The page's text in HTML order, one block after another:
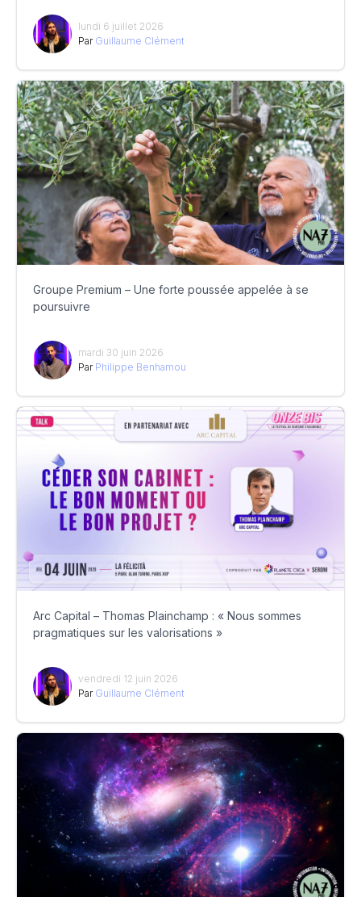
lundi 6 juillet 2026
Par Guillaume Clément
Groupe Premium – Une forte poussée appelée à se
poursuivre
mardi 30 juin 2026
Par Philippe Benhamou
Arc Capital – Thomas Plainchamp : « Nous sommes
pragmatiques sur les valorisations »
vendredi 12 juin 2026
Par Guillaume Clément